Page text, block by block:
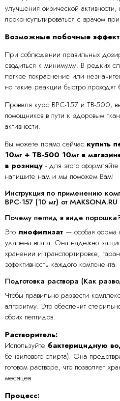
улучшения физической активности,
проконсультироваться с врачом
Возможные побочные
При соблюдении правильных
сводиться к минимуму. В редких
лёгкое покраснение или
но такие реакции быстро
Провеля курс BPC-157 и TB-500,
помощников в пути к здоровым
активности.
Вы можете прямо сейчас купить
10мг + TB-500 10мг в
в розницу - для этого
напишите нам и мы поможем Вам!
Инструкция по применению
BPC-157 (10 мг) от MAKSONA.RU
Почему пептид в виде
Это лиофилизат — особая форма
удалена влага. Она надежно
хранении и транспортировке,
эффективность каждого компонента.
Подготовка раствора (Как
Чтобы правильно развести
алгоритму. Это обеспечит
обоих пептидов.
Растворитель:
Используйте бактерицидную
бензилового спирта). Она
готовом растворе, что позволяет
месяцев.
Процесс: